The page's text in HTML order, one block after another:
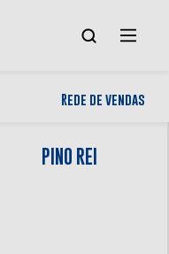
Rede de vendas
PINO REI